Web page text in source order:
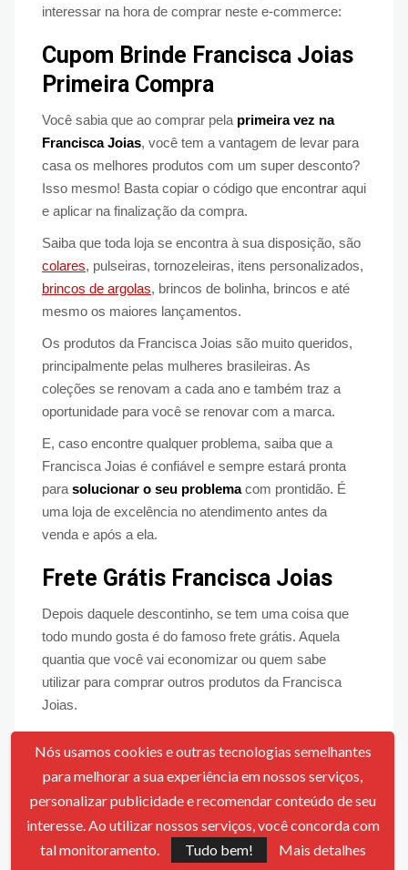
interessar na hora de comprar neste e-commerce:
Cupom Brinde Francisca Joias
Primeira Compra
Você sabia que ao comprar pela primeira vez na
Francisca Joias, você tem a vantagem de levar para
casa os melhores produtos com um super desconto?
Isso mesmo! Basta copiar o código que encontrar aqui
e aplicar na finalização da compra.
Saiba que toda loja se encontra à sua disposição, são
colares, pulseiras, tornozeleiras, itens personalizados,
brincos de argolas, brincos de bolinha, brincos e até
mesmo os maiores lançamentos.
Os produtos da Francisca Joias são muito queridos,
principalmente pelas mulheres brasileiras. As
coleções se renovam a cada ano e também traz a
oportunidade para você se renovar com a marca.
E, caso encontre qualquer problema, saiba que a
Francisca Joias é confiável e sempre estará pronta
para solucionar o seu problemacom prontidão. É
uma loja de excelência no atendimento antes da
venda e após a ela.
Frete Grátis Francisca Joias
Depois daquele descontinho, se tem uma coisa que
todo mundo gosta é do famoso frete grátis. Aquela
quantia que você vai economizar ou quem sabe
utilizar para comprar outros produtos da Francisca
Joias.
Vale lembrar que para conseguir usufruir dofrete
grátis, você precisará fazer compras acima de R$
189,00. Você pode escolher inúmeros produtos da
Francisca Joias, encontrar opções para a família toda
e ainda economizar.
Aproveite para conhecer as coleções Royal, Bo$$,
Nós usamos cookies e outras tecnologias semelhantes
para melhorar a sua experiência em nossos serviços,
personalizar publicidade e recomendar conteúdo de seu
interesse. Ao utilizar nossos serviços, você concorda com
tal monitoramento.
Tudo bem! Mais detalhes